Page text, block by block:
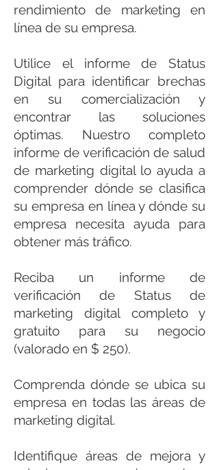
rendimiento de marketing en
línea de su empresa.
Utilice el informe de Status
Digital para identificar brechas
en su comercialización y
encontrar las soluciones
óptimas. Nuestro completo
informe de verificación de salud
de marketing digital lo ayuda a
comprender dónde se clasifica
su empresa en línea y dónde su
empresa necesita ayuda para
obtener más tráfico.
Reciba un informe de
verificación de Status de
marketing digital completo y
gratuito para su negocio
(valorado en $ 250).
Comprenda dónde se ubica su
empresa en todas las áreas de
marketing digital.
Identifique áreas de mejora y